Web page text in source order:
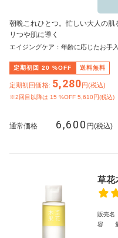
朝晩これひとつ。忙しい大人の
リつや肌に導く
エイジングケア：年齢に応じたお手
定期初回 20 %OFF 送料無料
定期初回価格: 5,280円(税込)
※2回目以降は 15 %OFF 5,610円(税込)
通常価格 6,600 円(税込)
草花
販売
容 量